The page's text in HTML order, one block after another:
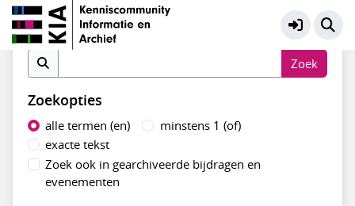
KIA Community Meer
Zoek op inhoud
Zoekopties
alle termen (en)
minstens 1 (of)
exacte tekst
Zoek ook in gearchiveerde bijdragen en
evenementen